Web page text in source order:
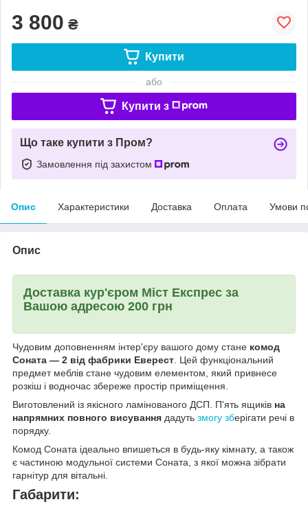
3 800 ₴
Купити
або
Купити з
Що таке купити з Пром?
Замовлення під захистом
Опис Характеристики Доставка Оплата Умови
Опис
Доставка кур'єром Міст Експрес за
Вашою адресою 200 грн
Чудовим доповненням інтер'єру вашого дому стане комод
Соната — 2 від фабрики Еверест. Цей функціональний
предмет меблів стане чудовим елементом, який привнесе
розкіш і водночас збереже простір приміщення.
Виготовлений із якісного ламінованого ДСП. П'ять ящиків на
напрямних повного висування дадуть змогу зберігати речі в
порядку.
Комод Соната ідеально впишеться в будь-яку кімнату, а також
є частиною модульної системи Соната, з якої можна зібрати
гарнітур для вітальні.
Габарити: